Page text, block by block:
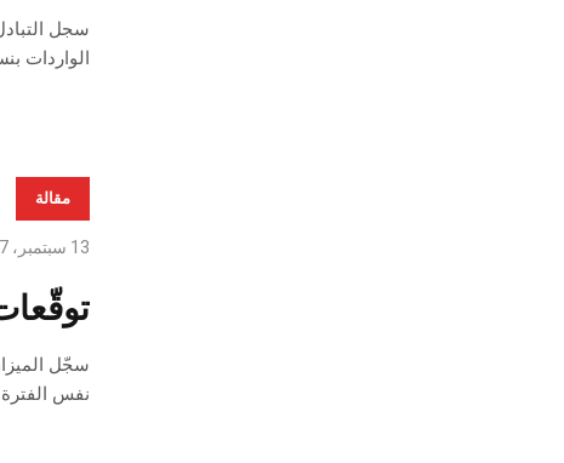
الواردات بنسبة
مقالة
13 سبتمبر، 2017
نفس الفترة